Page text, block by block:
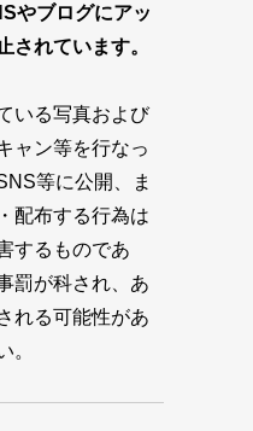
やブログにアッ
されています。
いる写真および
ャン等を行なっ
等に公開、ま
配布する行為は
するものであ
罰が科され、あ
れる可能性があ
。